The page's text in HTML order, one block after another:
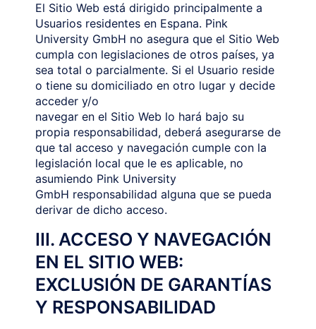
El Sitio Web está dirigido principalmente a
Usuarios residentes en Espana. Pink
University GmbH no asegura que el Sitio Web
cumpla con legislaciones de otros países, ya
sea total o parcialmente. Si el Usuario reside
o tiene su domiciliado en otro lugar y decide
acceder y/o
navegar en el Sitio Web lo hará bajo su
propia responsabilidad, deberá asegurarse de
que tal acceso y navegación cumple con la
legislación local que le es aplicable, no
asumiendo Pink University
GmbH responsabilidad alguna que se pueda
derivar de dicho acceso.
III. ACCESO Y NAVEGACIÓN
EN EL SITIO WEB:
EXCLUSIÓN DE GARANTÍAS
Y RESPONSABILIDAD